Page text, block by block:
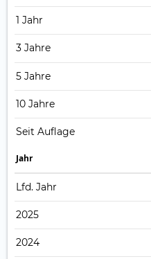
1 Jahr
3 Jahre
5 Jahre
10 Jahre
Seit Auflage
Jahr
Lfd. Jahr
2025
2024